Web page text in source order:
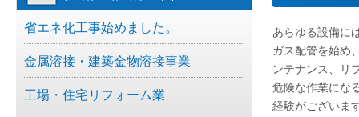
あらゆる設備に
ガス配管を始め
ンテナンス、リ
危険な作業にな
経験がございま
省エネ化工事始めました。
金属溶接・建築金物溶接事業
工場・住宅リフォーム業